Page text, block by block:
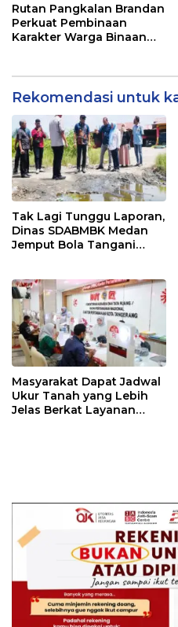
Rutan Pangkalan Brandan
Perkuat Pembinaan
Karakter Warga Binaan
Rekomendasi untuk
Tak Lagi Tunggu Laporan,
Dinas SDABMBK Medan
Jemput Bola Tangani
Masyarakat Dapat Jadwal
Ukur Tanah yang Lebih
Jelas Berkat Layanan